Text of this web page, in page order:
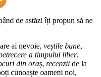
de astăzi îți propun să ne
ai nevoie, veștile bune,
a timpului liber,
din oraș, recenzii de la
cunoaște oameni noi,